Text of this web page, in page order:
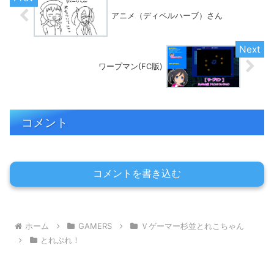
アニメ（ディペルハーブ）さん
ワープマン(FC版)
コメント
コメントを書き込む
ホーム GAMERS
Ｖゲーマー杉並とれこちゃん
とれぷれ！